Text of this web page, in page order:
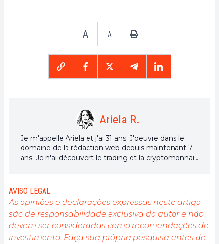
A A
Ariela R.
Je m'appelle Ariela et j'ai 31 ans. J'oeuvre dans le
domaine de la rédaction web depuis maintenant 7
ans. Je n'ai découvert le trading et la cryptomonnaie
sein de la plateforme me permettent d'en
apprendre davantage. Chanteuse à mes heures
perdues, je cultive aussi une grande passion pour la
musique et la lecture (et les animaux !)
AVISO LEGAL
As opiniões e declarações expressas neste artigo
são de responsabilidade exclusiva do autor e não
devem ser consideradas como recomendações de
investimento. Faça sua própria pesquisa antes de